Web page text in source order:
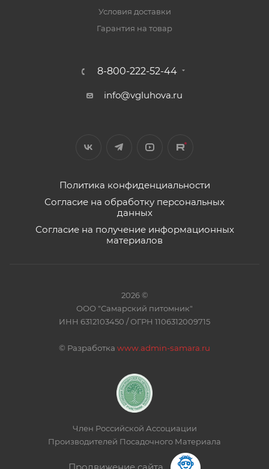
Условия доставки
Гарантия на товар
8-800-222-52-44
info@vgluhova.ru
Политика конфиденциальности
Согласие на обработку персональных
данных
Согласие на получение информационных
материалов
2026 ©
ООО "Самарский питомник"
ИНН 6312103450 / ОГРН 1106312009715
© Разработка www.admin-samara.ru
Член Российской Ассоциации
Производителей Посадочного Материала